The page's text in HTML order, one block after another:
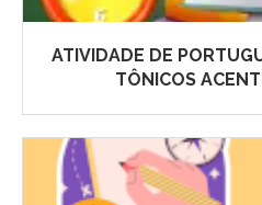
ATIVIDADE DE
TÔNICOS